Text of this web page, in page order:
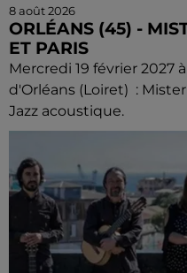
8 août 2026
ORLÉANS (45) -
ET PARIS
Mercredi 19 février 2027
d'Orléans (Loiret) :
Jazz acoustique.